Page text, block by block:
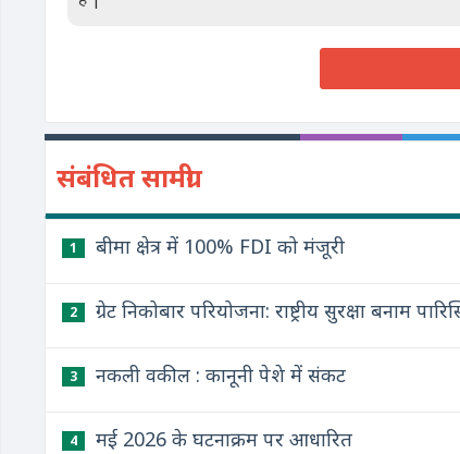
संबंधित सामग्री
1 बीमा क्षेत्र में 100% FDI को मंजूरी
2 ग्रेट निकोबार परियोजना: राष्ट्रीय सुरक्षा बनाम
3 नकली वकील : कानूनी पेशे में संकट
4 मई 2026 के घटनाक्रम पर आधारित